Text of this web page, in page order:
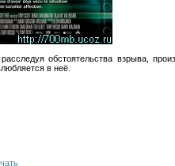
обстоятельства взрыва,
в неё.